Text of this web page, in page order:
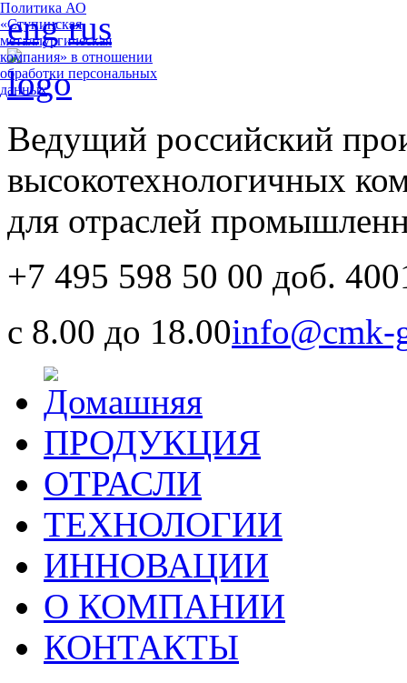
eng rus
Ведущий российский
высокотехнологичных
для отраслей
+7 495 598 50 00 доб.
с 8.00 до 18.00info@cmk-
ПРОДУКЦИЯ
ОТРАСЛИ
ТЕХНОЛОГИИ
ИННОВАЦИИ
О КОМПАНИИ
КОНТАКТЫ
Политика АО
«Ступинская
металлургическая
компания» в отношении
обработки персональных
данных